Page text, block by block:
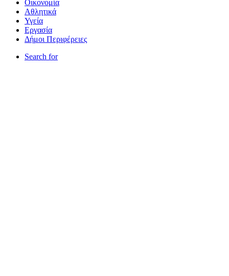
Οικονομία
Αθλητικά
Υγεία
Εργασία
Δήμοι Περιφέρειες
Search for